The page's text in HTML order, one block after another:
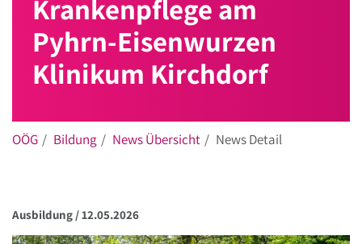
Krankenpflege am
Pyhrn-Eisenwurzen
Klinikum Kirchdorf
OÖG Bildung News Übersicht News Detail
Ausbildung /12.05.2026